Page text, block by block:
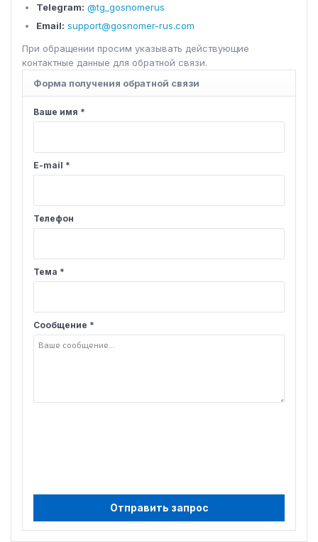
Telegram: @tg_gosnomerus
Email: support@gosnomer-rus.com
При обращении просим указывать действующие
контактные данные для обратной связи.
Форма получения обратной связи
Ваше имя *
E-mail *
Телефон
Тема *
Сообщение *
Отправить запрос